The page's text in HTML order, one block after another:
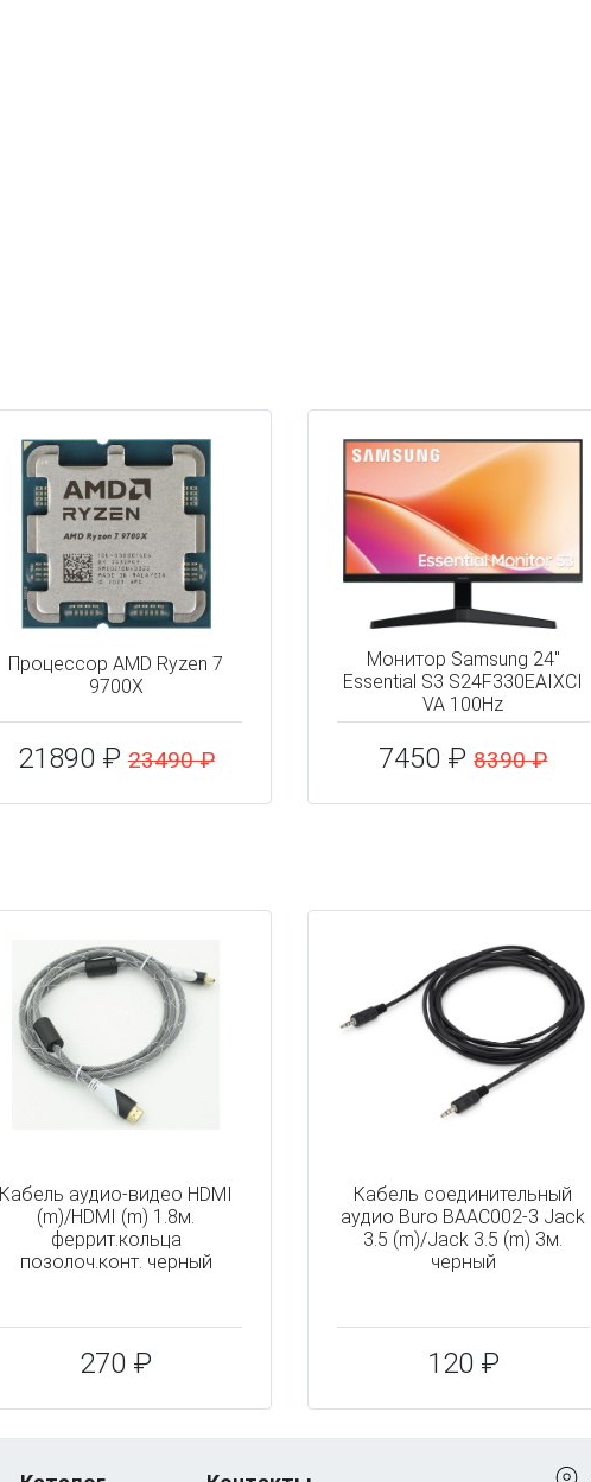
Процессор AMD Ryzen 7
9700X
21890 ₽23490 ₽
Монитор Samsung 24"
Essential S3 S24F330EAIXCI
VA 100Hz
7450 ₽8390 ₽
Кабель аудио-видео HDMI
(m)/HDMI (m) 1.8м.
феррит.кольца
позолоч.конт. черный
270 ₽
Кабель соединительный
аудио Buro BAAC002-3 Jack
3.5 (m)/Jack 3.5 (m) 3м.
черный
120 ₽